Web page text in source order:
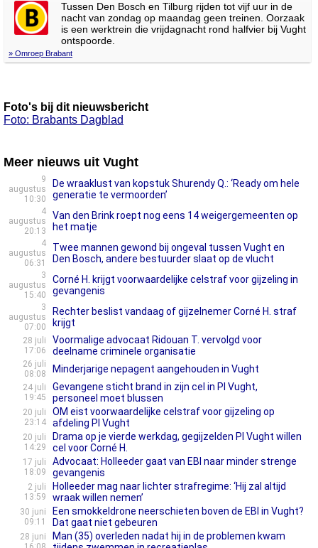
Tussen Den Bosch en Tilburg rijden tot vijf uur in de
nacht van zondag op maandag geen treinen. Oorzaak
is een werktrein die vrijdagnacht rond halfvier bij Vught
ontspoorde.
» Omroep Brabant
Foto's bij dit nieuwsbericht
Foto: Brabants Dagblad
Meer nieuws uit Vught
9
augustus
10:30
De wraaklust van kopstuk Shurendy Q.: ‘Ready om hele
generatie te vermoorden’
4
augustus
20:13
Van den Brink roept nog eens 14 weigergemeenten op
het matje
4
augustus
06:31
Twee mannen gewond bij ongeval tussen Vught en
Den Bosch, andere bestuurder slaat op de vlucht
3
augustus
15:40
Corné H. krijgt voorwaardelijke celstraf voor gijzeling in
gevangenis
3
augustus
07:00
Rechter beslist vandaag of gijzelnemer Corné H. straf
krijgt
28 juli
17:06
Voormalige advocaat Ridouan T. vervolgd voor
deelname criminele organisatie
26 juli
08:08
Minderjarige nepagent aangehouden in Vught
24 juli
19:45
Gevangene sticht brand in zijn cel in PI Vught,
personeel moet blussen
20 juli
23:14
OM eist voorwaardelijke celstraf voor gijzeling op
afdeling PI Vught
20 juli
14:29
Drama op je vierde werkdag, gegijzelden PI Vught willen
cel voor Corné H.
17 juli
18:09
Advocaat: Holleeder gaat van EBI naar minder strenge
gevangenis
2 juli
13:59
Holleeder mag naar lichter strafregime: ‘Hij zal altijd
wraak willen nemen’
30 juni
09:11
Een smokkeldrone neerschieten boven de EBI in Vught?
Dat gaat niet gebeuren
28 juni
Man (35) overleden nadat hij in de problemen kwam